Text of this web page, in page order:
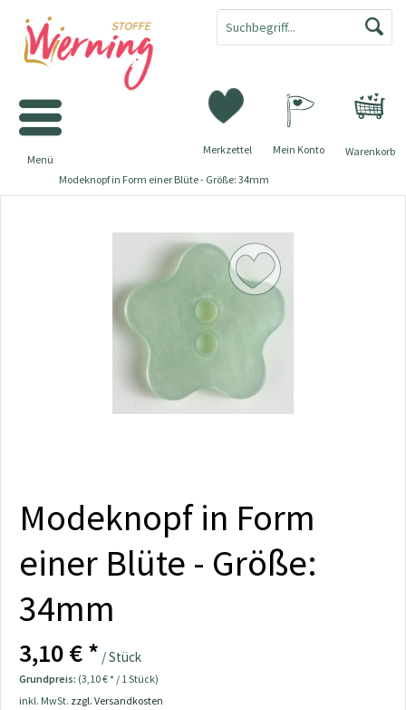
Warenkorb
Merkzettel Mein Konto
Menü
Modeknopf in Form einer Blüte - Größe: 34mm
Modeknopf in Form
einer Blüte - Größe:
34mm
3,10 € * / Stück
Grundpreis: (3,10 € * / 1 Stück)
inkl. MwSt. zzgl. Versandkosten